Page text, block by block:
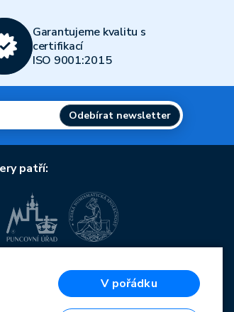
Garantujeme kvalitu s
certifikací
ISO 9001:2015
Odebírat newsletter
patří:
fond pro regionální rozvoj
a inovace pro konkurenceschopnost
V pořádku